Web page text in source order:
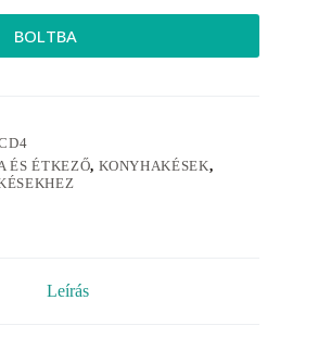
BOLTBA
ÉS ÉTKEZŐ, KONYHAKÉSEK,
Leírás